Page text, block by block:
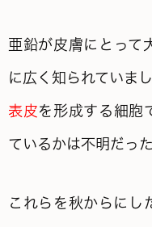
亜鉛が皮膚にとって
に広く知られていまし
表皮を形成する細胞
ているかは不明だっ
これらを秋からにし